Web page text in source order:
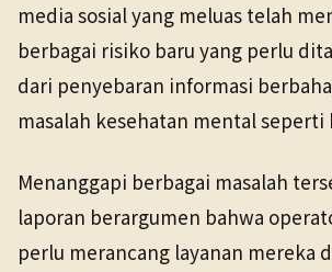
media sosial yang meluas telah
berbagai risiko baru yang perlu
dari penyebaran informasi
masalah kesehatan mental seperti
Menanggapi berbagai masalah
laporan berargumen bahwa
perlu merancang layanan mereka